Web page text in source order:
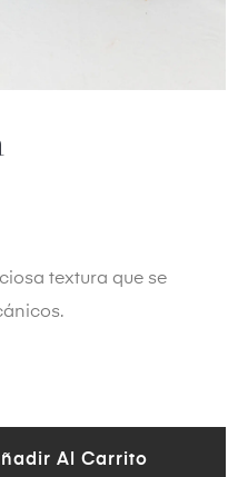
textura que se
Al Carrito